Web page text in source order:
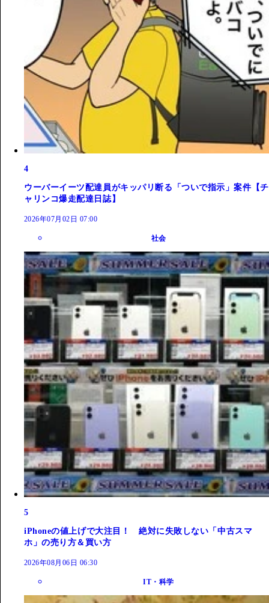
4
ウーバーイーツ配達員がキッパリ断る「ついで指示」案件【チ
ャリンコ爆走配達日誌】
2026年07月02日 07:00
社会
5
iPhoneの値上げで大注目！ 絶対に失敗しない「中古スマ
ホ」の売り方＆買い方
2026年08月06日 06:30
IT・科学